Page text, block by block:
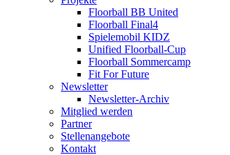
Floorball BB United
Floorball Final4
Spielemobil KIDZ
Unified Floorball-Cup
Floorball Sommercamp
Fit For Future
Newsletter
Newsletter-Archiv
Mitglied werden
Partner
Stellenangebote
Kontakt